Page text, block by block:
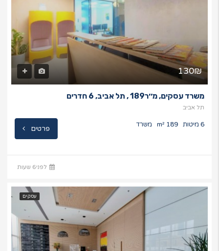
130₪
משרד עסקים, מ׳׳ר189 , תל אביב, 6 חדרים
תל אביב
6 מיטות 189 m² משרד פרטים
לפני6 שעות
עסקים